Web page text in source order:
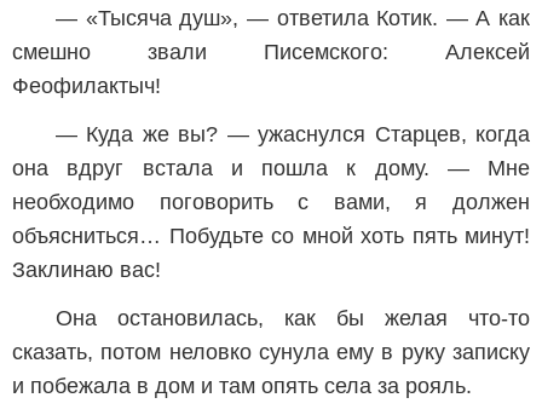
— «Тысяча душ», — ответила Котик. — А как
смешно звали Писемского: Алексей
Феофилактыч!
— Куда же вы? — ужаснулся Старцев, когда
она вдруг встала и пошла к дому. — Мне
необходимо поговорить с вами, я должен
объясниться… Побудьте со мной хоть пять минут!
Заклинаю вас!
Она остановилась, как бы желая что-то
сказать, потом неловко сунула ему в руку записку
и побежала в дом и там опять села за рояль.